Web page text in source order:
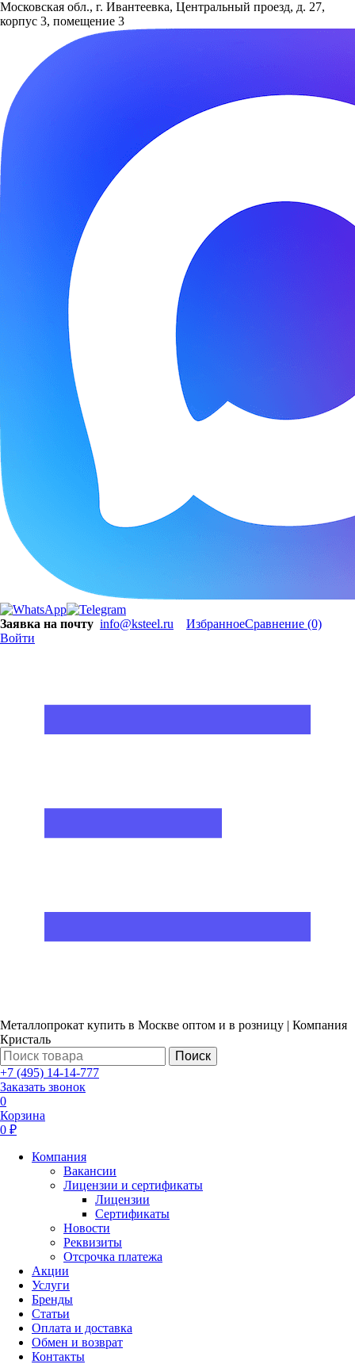
Московская обл., г. Ивантеевка, Центральный проезд, д. 27,
корпус 3, помещение 3
Заявка на почту info@ksteel.ru ИзбранноеСравнение (0)
Войти
Металлопрокат купить в Москве оптом и в розницу | Компания
Кристаль
Поиск
+7 (495) 14-14-777
Заказать звонок
0
Корзина
0 ₽
Компания
Вакансии
Лицензии и сертификаты
Лицензии
Сертификаты
Новости
Реквизиты
Отсрочка платежа
Акции
Услуги
Бренды
Статьи
Оплата и доставка
Обмен и возврат
Контакты